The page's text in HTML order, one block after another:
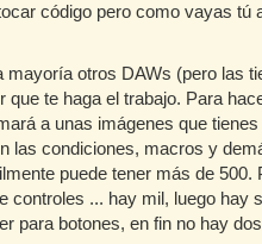
código pero como vayas tú
otros DAWs (pero las
te haga el trabajo. Para
a unas imágenes que
las condiciones, macros y
puede tener más de 500.
controles ... hay mil, luego hay
para botones, en fin no hay